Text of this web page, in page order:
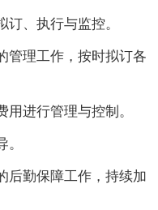
、执行与监控。
理工作，按时拟订各
进行管理与控制。
勤保障工作，持续加